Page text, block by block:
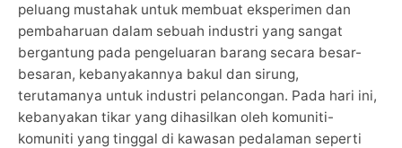
peluang mustahak untuk membuat eksperimen dan
pembaharuan dalam sebuah industri yang sangat
bergantung pada pengeluaran barang secara besar-
besaran, kebanyakannya bakul dan sirung,
terutamanya untuk industri pelancongan. Pada hari ini,
kebanyakan tikar yang dihasilkan oleh komuniti-
komuniti yang tinggal di kawasan pedalaman seperti